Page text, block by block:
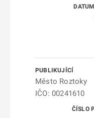
Město Roztoky
IČO: 00241610